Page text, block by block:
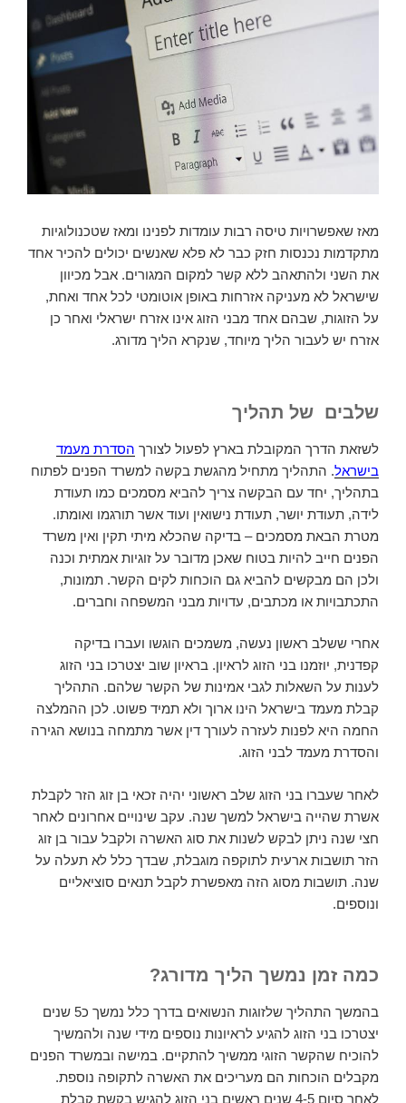
מאז שאפשרויות טיסה רבות עומדות לפנינו ומאז שטכנולוגיות
מתקדמות נכנסות חזק כבר לא פלא שאנשים יכולים להכיר אחד
את השני ולהתאהב ללא קשר למקום המגורים. אבל מכיוון
שישראל לא מעניקה אזרחות באופן אוטומטי לכל אחד ואחת,
על הזוגות, שבהם אחד מבני הזוג אינו אזרח ישראלי ואחר כן
אזרח יש לעבור הליך מיוחד, שנקרא הליך מדורג.
שלבים של תהליך
לשזאת הדרך המקובלת בארץ לפעול לצורך הסדרת מעמד
בישראל. התהליך מתחיל מהגשת בקשה למשרד הפנים לפתוח
בתהליך, יחד עם הבקשה צריך להביא מסמכים כמו תעודת
לידה, תעודת יושר, תעודת נישואין ועוד אשר תורגמו ואומתו.
מטרת הבאת מסמכים – בדיקה שהכלא מיתי תקין ואין משרד
הפנים חייב להיות בטוח שאכן מדובר על זוגיות אמתית וכנה
ולכן הם מבקשים להביא גם הוכחות לקים הקשר. תמונות,
התכתבויות או מכתבים, עדויות מבני המשפחה וחברים.
אחרי ששלב ראשון נעשה, משמכים הוגשו ועברו בדיקה
קפדנית, יוזמנו בני הזוג לראיון. בראיון שוב יצטרכו בני הזוג
לענות על השאלות לגבי אמינות של הקשר שלהם. התהליך
קבלת מעמד בישראל הינו ארוך ולא תמיד פשוט. לכן ההמלצה
החמה היא לפנות לעזרה לעורך דין אשר מתמחה בנושא הגירה
והסדרת מעמד לבני הזוג.
לאחר שעברו בני הזוג שלב ראשוני יהיה זכאי בן זוג הזר לקבלת
אשרת שהייה בישראל למשך שנה. עקב שינויים אחרונים לאחר
חצי שנה ניתן לבקש לשנות את סוג האשרה ולקבל עבור בן זוג
הזר תושבות ארעית לתוקפה מוגבלת, שבדך כלל לא תעלה על
שנה. תושבות מסוג הזה מאפשרת לקבל תנאים סוציאליים
ונוספים.
כמה זמן נמשך הליך מדורג?
בהמשך התהליך שלזוגות הנשואים בדרך כלל נמשך כ5 שנים
יצטרכו בני הזוג להגיע לראיונות נוספים מידי שנה ולהמשיך
להוכיח שהקשר הזוגי ממשיך להתקיים. במישה ובמשרד הפנים
מקבלים הוכחות הם מעריכים את האשרה לתקופה נוספת.
לאחר סיום 4-5 שנים ראשים בני הזוג להגיש בקשת קבלת